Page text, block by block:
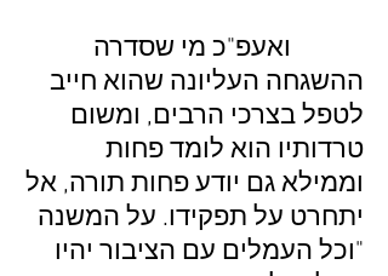
ואעפ"כ מי שסדרה
ההשגחה העליונה שהוא חייב
לטפל בצרכי הרבים, ומשום
טרדותיו הוא לומד פחות
וממילא גם יודע פחות תורה, אל
יתחרט על תפקידו. על המשנה
"וכל העמלים עם הציבור יהיו